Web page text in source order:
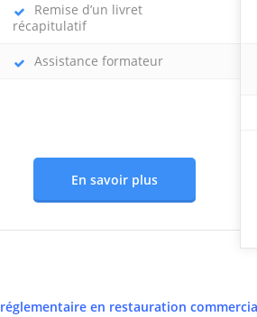
Remise d’un livret
récapitulatif
Assistance formateur
En savoir plus
réglementaire en restauration